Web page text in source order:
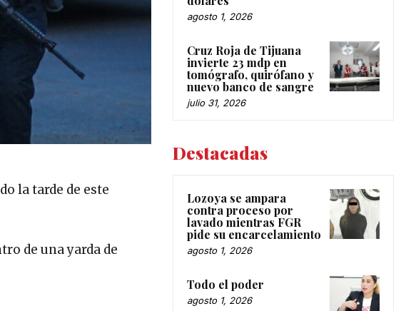
la tarde de este
de una yarda de
agosto 1, 2026
Cruz Roja de Tijuana
invierte 23 mdp en
tomógrafo, quirófano y
nuevo banco de sangre
julio 31, 2026
Destacadas
Lozoya se ampara
contra proceso por
lavado mientras FGR
pide su encarcelamiento
agosto 1, 2026
Todo el poder
agosto 1, 2026